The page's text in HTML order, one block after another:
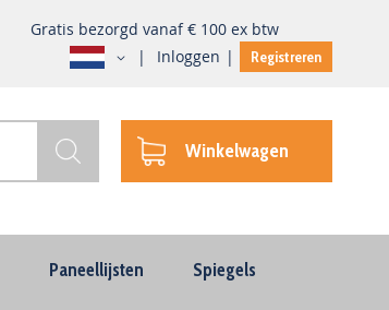
Gratis bezorgd vanaf € 100 ex btw
Inloggen
Registreren
Taal
Winkelwagen
Paneellijsten Spiegels